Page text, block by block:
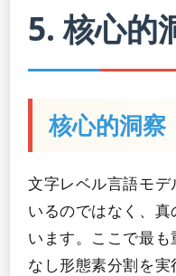
5. 核心的
核心的洞察
文字レベル言語モ
いるのではなく、
います。ここで最
なし形態素分割を